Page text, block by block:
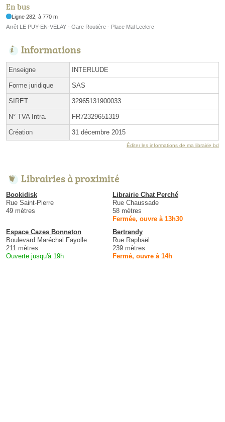
En bus
Ligne 282, à 770 m
Arrêt LE PUY-EN-VELAY - Gare Routière - Place Mal Leclerc
Informations
Enseigne INTERLUDE
Forme juridique SAS
SIRET 32965131900033
N° TVA Intra. FR72329651319
Création 31 décembre 2015
Éditer les informations de ma librairie bd
Librairies à proximité
Bookidisk
Rue Saint-Pierre
49 mètres
Librairie Chat Perché
Rue Chaussade
58 mètres
Fermée, ouvre à 13h30
Espace Cazes Bonneton
Boulevard Maréchal Fayolle
211 mètres
Ouverte jusqu'à 19h
Bertrandy
Rue Raphaël
239 mètres
Fermé, ouvre à 14h